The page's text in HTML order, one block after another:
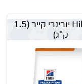
Hill's s/d יורינרי קייר (1.5
ק"ג)